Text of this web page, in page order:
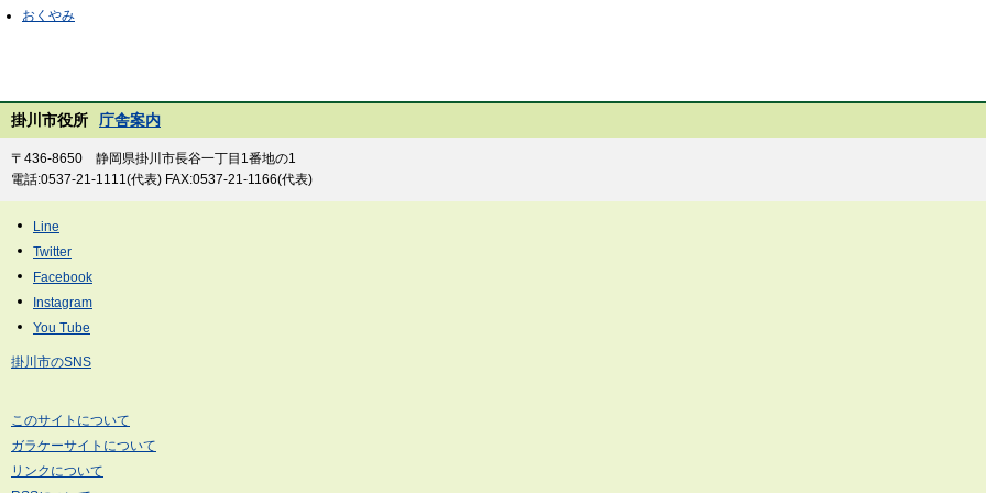
おくやみ
掛川市役所 庁舎案内
〒436-8650 静岡県掛川市長谷一丁目1番地の1
電話:0537-21-1111(代表) FAX:0537-21-1166(代表)
掛川市のSNS
このサイトについて
ガラケーサイトについて
リンクについて